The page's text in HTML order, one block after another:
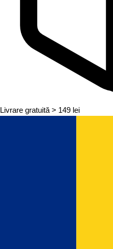
Livrare gratuită > 149 lei